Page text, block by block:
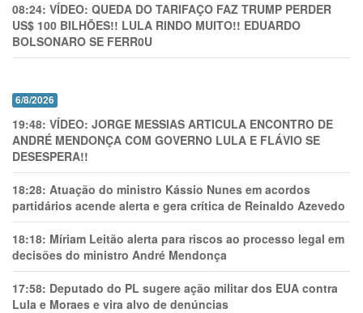
08:24: VÍDEO: QUEDA DO TARIFAÇO FAZ TRUMP PERDER
US$ 100 BILHÕES!! LULA RINDO MUITO!! EDUARDO
BOLSONARO SE FERR0U
6/8/2026
19:48: VÍDEO: JORGE MESSIAS ARTICULA ENCONTRO DE
ANDRÉ MENDONÇA COM GOVERNO LULA E FLÁVIO SE
DESESPERA!!
18:28: Atuação do ministro Kássio Nunes em acordos
partidários acende alerta e gera crítica de Reinaldo Azevedo
18:18: Míriam Leitão alerta para riscos ao processo legal em
decisões do ministro André Mendonça
17:58: Deputado do PL sugere ação militar dos EUA contra
Lula e Moraes e vira alvo de denúncias